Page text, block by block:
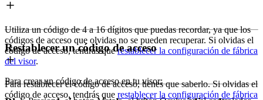
Utiliza un código de 4 a 16 dígitos que puedas recordar, ya que los
códigos de acceso que olvidas no se pueden recuperar. Si olvidas el
código de acceso, tendrás querestablecer la configuración de fábrica
del visor.
Para crear un código de acceso en tu visor:
Restablecer un código de acceso
Para restablecer el código de acceso, tienes que saberlo. Si olvidas el
código de acceso, tendrás que restablecer la configuración de fábrica